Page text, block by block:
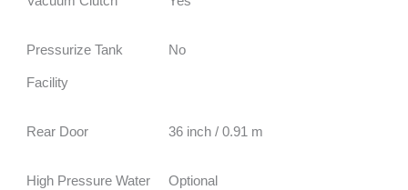
Pressurize Tank
Facility
No
Rear Door 36 inch / 0.91 m
High Pressure Water Optional